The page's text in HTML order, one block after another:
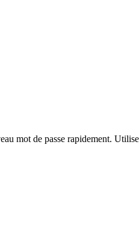
mot de passe rapidement.